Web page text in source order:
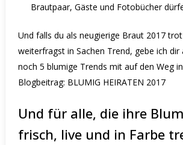
Brautpaar, Gäste und Fotobücher
Und falls du als neugierige Braut 2017
weiterfragst in Sachen Trend, gebe ich dir
noch 5 blumige Trends mit auf den Weg
Blogbeitrag: BLUMIG HEIRATEN 2017
Und für alle, die ihre
frisch, live und in Farbe